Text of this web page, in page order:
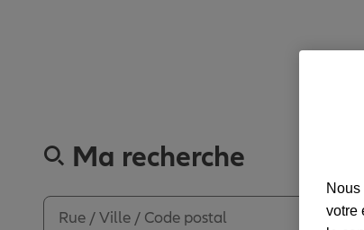
Ma recherche
votre